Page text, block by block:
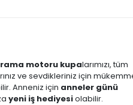
motoru kupalarımızı, tüm
ve sevdikleriniz için
Anneniz için anneler günü
yeni iş hediyesiolabilir.